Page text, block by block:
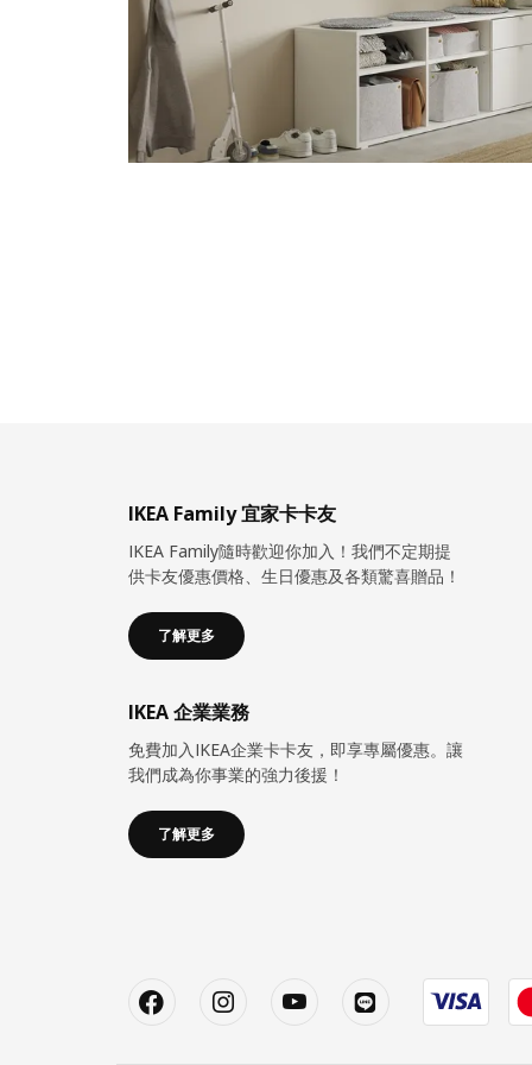
IKEA Family 宜家卡卡友
IKEA Family隨時歡迎你加入！我們不定期提
供卡友優惠價格、生日優惠及各類驚喜贈品！
了解更多
IKEA 企業業務
免費加入IKEA企業卡卡友，即享專屬優惠。讓
我們成為你事業的強力後援！
了解更多